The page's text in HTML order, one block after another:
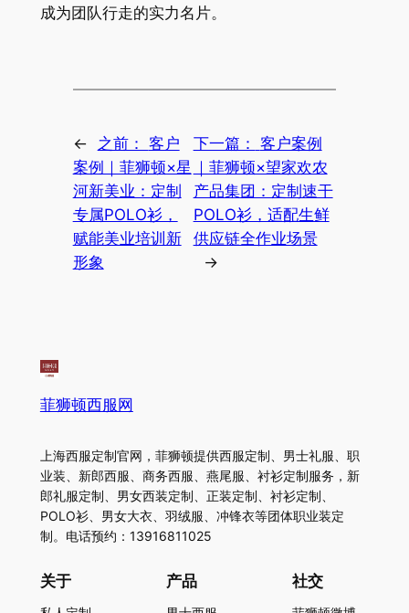
成为团队行走的实力名片。
← 之前： 客户
案例｜菲狮顿×星
河新美业：定制
专属POLO衫，
赋能美业培训新
形象
下一篇： 客户案例
｜菲狮顿×望家欢农
产品集团：定制速干
POLO衫，适配生鲜
供应链全作业场景
→
菲狮顿西服网
上海西服定制官网，菲狮顿提供西服定制、男士礼服、职
业装、新郎西服、商务西服、燕尾服、衬衫定制服务，新
郎礼服定制、男女西装定制、正装定制、衬衫定制、
POLO衫、男女大衣、羽绒服、冲锋衣等团体职业装定
制。电话预约：13916811025
关于 产品 社交